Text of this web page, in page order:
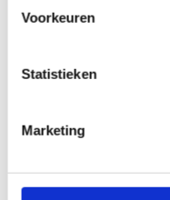
Voorkeuren
Statistieken
Marketing
Teamniveau:
ziekteverzuim en
Concrete voorbeelden